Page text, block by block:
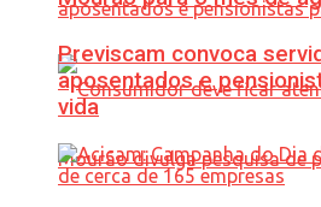
Previscam convoca
aposentados e
vida